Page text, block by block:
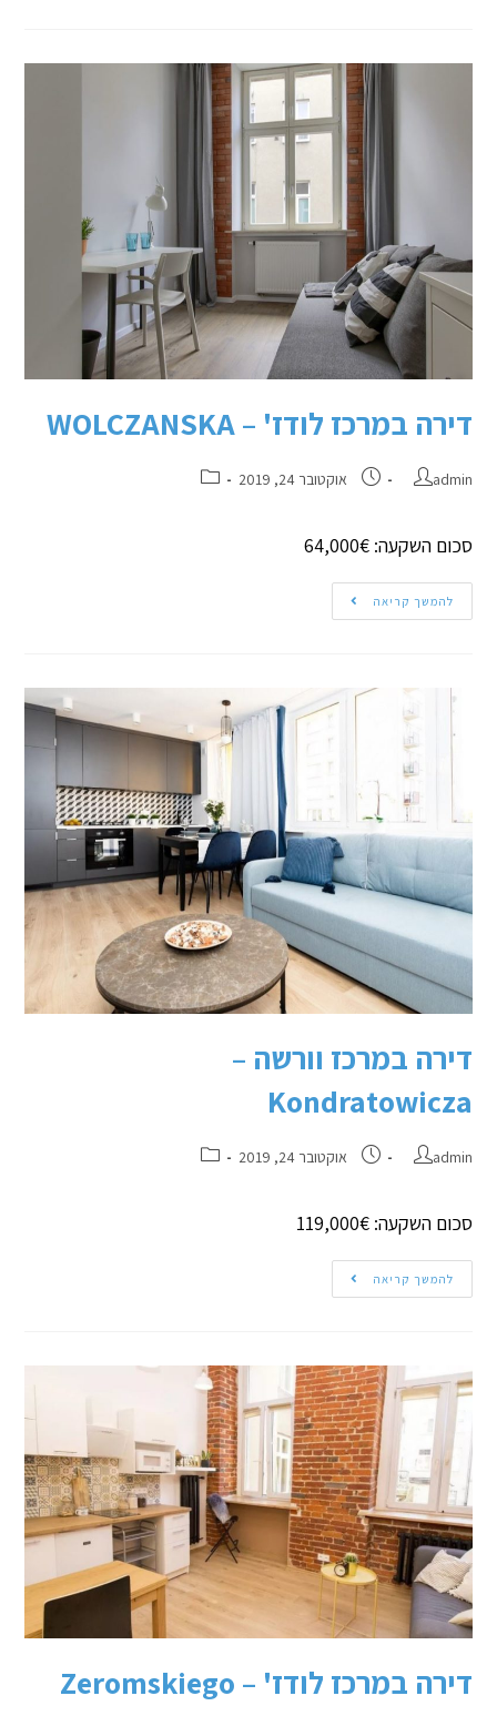
דירה במרכז לודז' – WOLCZANSKA
admin אוקטובר 24, 2019
סכום השקעה: 64,000€
להמשך קריאה
דירה במרכז וורשה –
Kondratowicza
admin אוקטובר 24, 2019
סכום השקעה: 119,000€
להמשך קריאה
דירה במרכז לודז' – Zeromskiego